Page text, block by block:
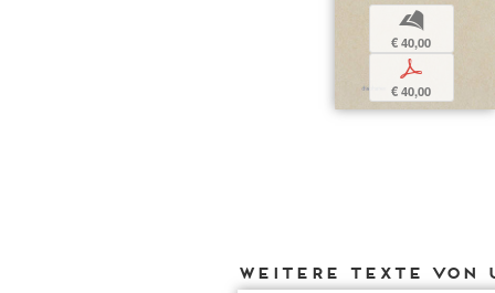
b
€ 40,00
p
€ 40,00
Weitere Texte von